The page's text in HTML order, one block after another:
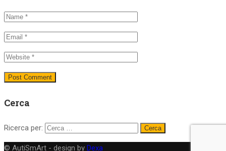
Cerca
Ricerca per:
© AutiSmArt - design by Dexa